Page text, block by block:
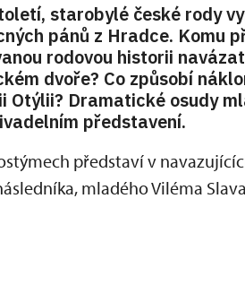
starobylé české rody
pánů z Hradce. Komu
rodovou historii
dvoře? Co způsobí
Dramatické osudy
představení.
představí v
mladého Viléma